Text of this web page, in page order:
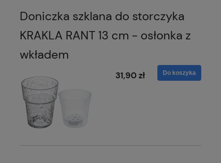
Doniczka szklana do storczyka
KRAKLA RANT 13 cm - osłonka z
wkładem
31,90 zł Do koszyka